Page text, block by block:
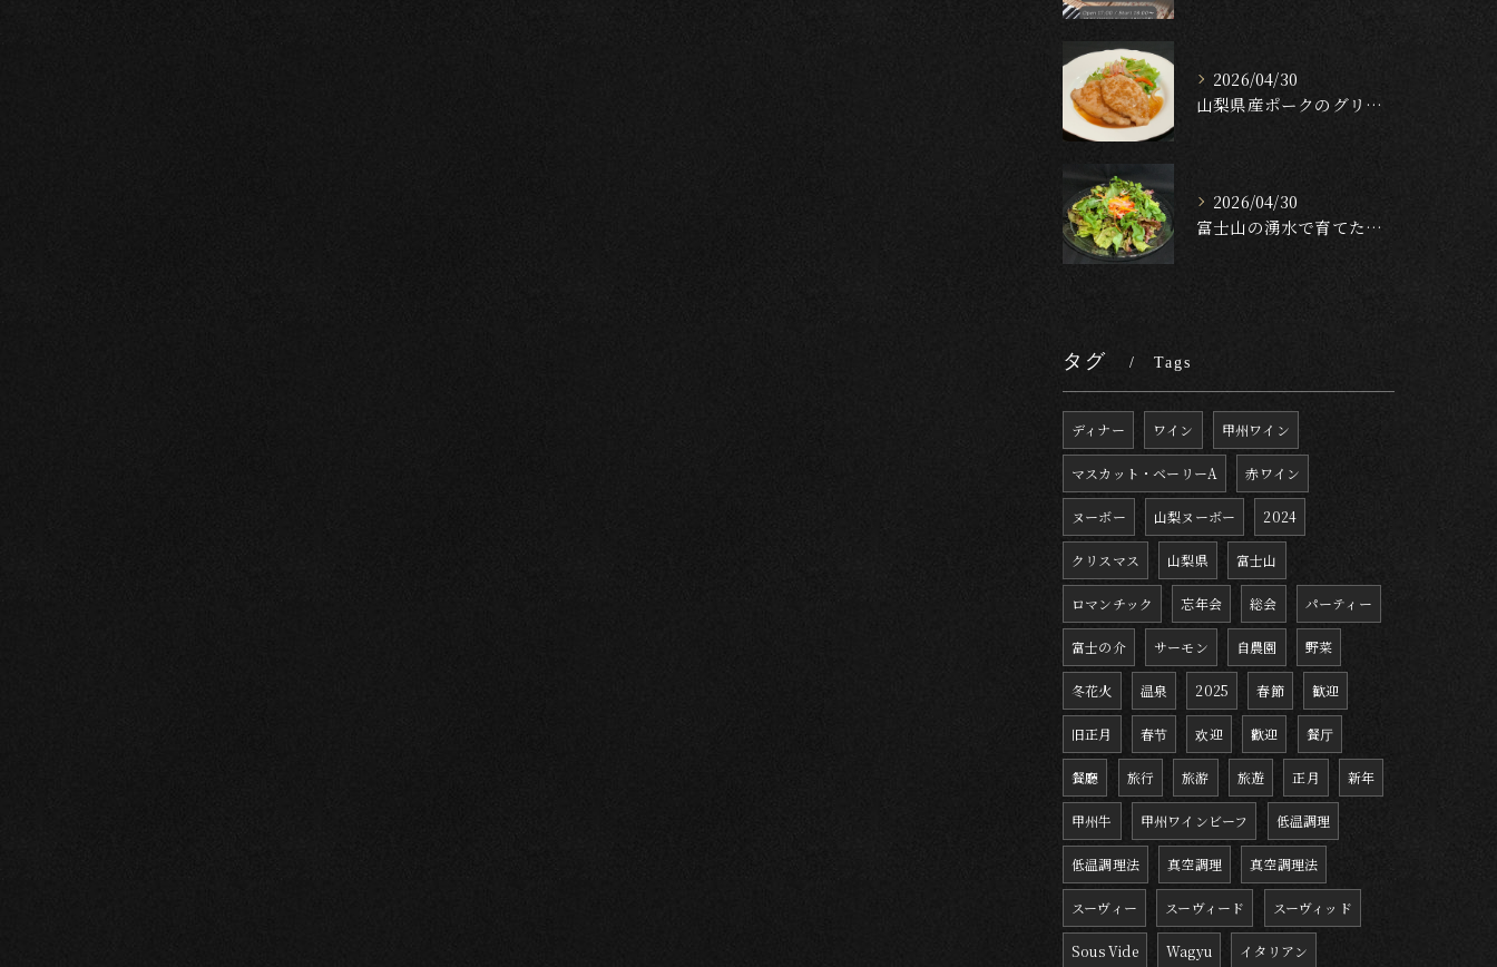
2026/04/30
山梨県産ポークのグリル — ガーリック・テリヤキ・ソース🐖🔥...
2026/04/30
富士山の湧水で育てたクレソンのサラダ🥬✨[English f...
タグ Tags
ディナー ワイン 甲州ワイン
マスカット・ベーリーA 赤ワイン
ヌーボー 山梨ヌーボー 2024
クリスマス 山梨県 富士山
ロマンチック 忘年会 総会 パーティー
富士の介 サーモン 自農園 野菜
冬花火 温泉 2025 春節 歓迎
旧正月 春节 欢迎 歡迎 餐厅
餐廳 旅行 旅游 旅遊 正月 新年
甲州牛 甲州ワインビーフ 低温調理
低温調理法 真空調理 真空調理法
スーヴィー スーヴィード スーヴィッド
Sous Vide Wagyu イタリアン